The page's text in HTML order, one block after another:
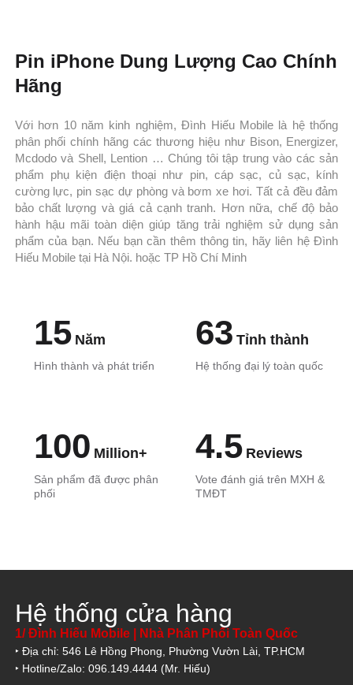
Pin iPhone Dung Lượng Cao Chính
Hãng
Với hơn 10 năm kinh nghiệm, Đình Hiếu Mobile là hệ thống
phân phối chính hãng các thương hiệu như Bison, Energizer,
Mcdodo và Shell, Lention … Chúng tôi tập trung vào các sản
phẩm phụ kiện điện thoại như pin, cáp sạc, củ sạc, kính
cường lực, pin sạc dự phòng và bơm xe hơi. Tất cả đều đảm
bảo chất lượng và giá cả cạnh tranh. Hơn nữa, chế độ bảo
hành hậu mãi toàn diện giúp tăng trải nghiệm sử dụng sản
phẩm của bạn. Nếu bạn cần thêm thông tin, hãy liên hệ Đình
Hiếu Mobile tại Hà Nội. hoặc TP Hồ Chí Minh
15 Năm
Hình thành và phát triển
63 Tỉnh thành
Hệ thống đại lý toàn quốc
100 Million+
Sản phẩm đã được phân
phối
4.5 Reviews
Vote đánh giá trên MXH &
TMĐT
Hệ thống cửa hàng
1/ Đình Hiếu Mobile | Nhà Phân Phối Toàn Quốc
‣ Địa chỉ: 546 Lê Hồng Phong, Phường Vườn Lài, TP.HCM
‣ Hotline/Zalo: 096.149.4444 (Mr. Hiếu)